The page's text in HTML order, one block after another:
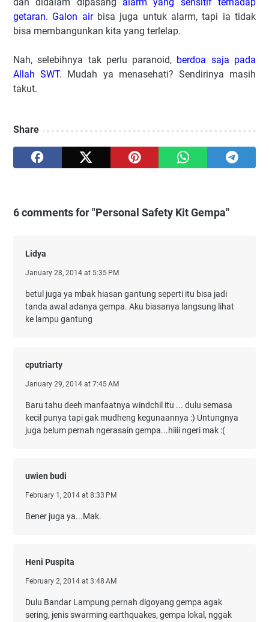
getaran. Galon airbisa juga untuk alarm, tapi ia tidak
bisa membangunkan kita yang terlelap.
Nah, selebihnya tak perlu paranoid, berdoa saja pada
Allah SWT. Mudah ya menasehati? Sendirinya masih
takut.
Share
6 comments for "Personal Safety Kit Gempa"
Lidya
January 28, 2014 at 5:35 PM
betul juga ya mbak hiasan gantung seperti itu bisa jadi
tanda awal adanya gempa. Aku biasanya langsung lihat
ke lampu gantung
cputriarty
January 29, 2014 at 7:45 AM
Baru tahu deeh manfaatnya windchil itu ... dulu semasa
kecil punya tapi gak mudheng kegunaannya :) Untungnya
juga belum pernah ngerasain gempa...hiiii ngeri mak :(
uwien budi
February 1, 2014 at 8:33 PM
Bener juga ya...Mak.
Heni Puspita
February 2, 2014 at 3:48 AM
Dulu Bandar Lampung pernah digoyang gempa agak
sering, jenis swarming earthquakes, gempa lokal, nggak